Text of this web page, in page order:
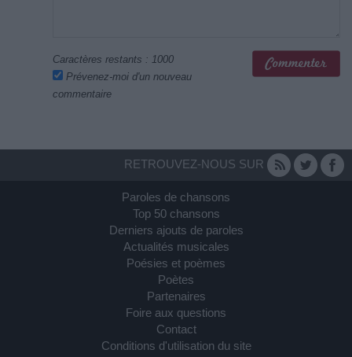
Caractères restants : 1000
Prévenez-moi d'un nouveau
commentaire
RETROUVEZ-NOUS SUR
Paroles de chansons
Top 50 chansons
Derniers ajouts de paroles
Actualités musicales
Poésies et poèmes
Poètes
Partenaires
Foire aux questions
Contact
Conditions d'utilisation du site